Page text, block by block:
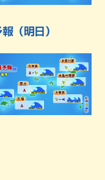
（明日）